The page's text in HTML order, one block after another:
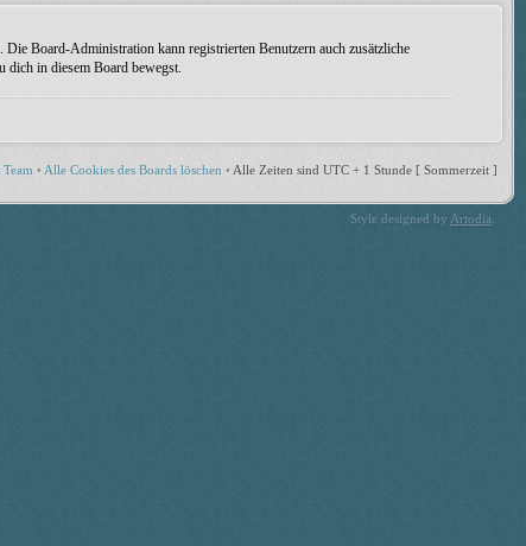
Board-Administration kann registrierten Benutzern auch zusätzliche
dich in diesem Board bewegst.
Team • Alle Cookies des Boards löschen • Alle Zeiten sind UTC + 1 Stunde [ Sommerzeit ]
Style designed by Artodia